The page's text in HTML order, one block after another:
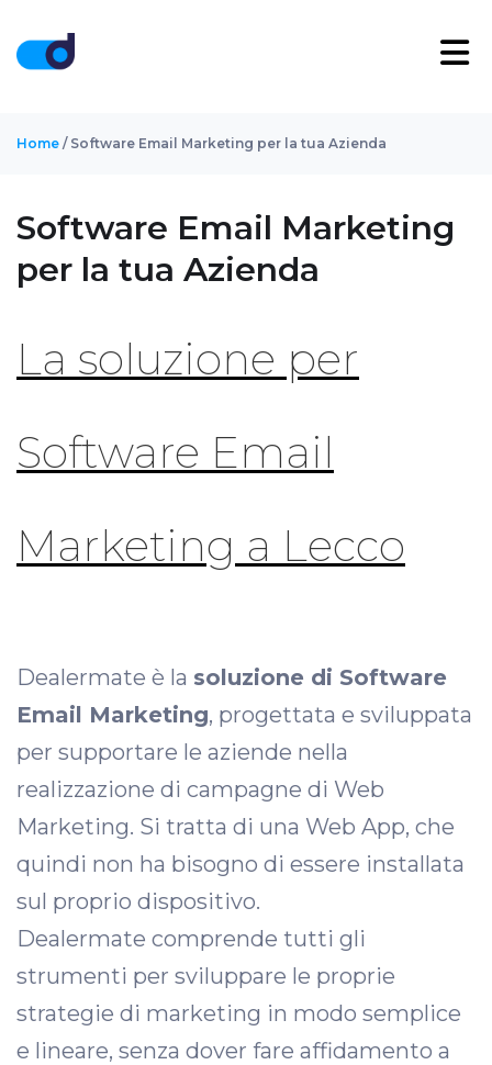
Home / Software Email Marketing per la tua Azienda
Software Email Marketing
per la tua Azienda
La soluzione per
Software Email
Marketing a Lecco
Dealermate è la soluzione di Software
Email Marketing, progettata e sviluppata
per supportare le aziende nella
realizzazione di campagne di Web
Marketing. Si tratta di una Web App, che
quindi non ha bisogno di essere installata
sul proprio dispositivo.
Dealermate comprende tutti gli
strumenti per sviluppare le proprie
strategie di marketing in modo semplice
e lineare, senza dover fare affidamento a